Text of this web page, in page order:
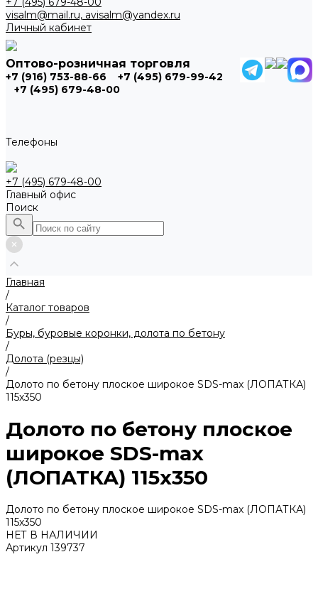
visalm@mail.ru, avisalm@yandex.ru
Личный кабинет
Оптово-розничная торговля
+7 (916) 753-88-66
+7 (495) 679-99-42
+7 (495) 679-48-00
Телефоны
+7 (495) 679-48-00
Главный офис
Поиск
Главная
/
Каталог товаров
/
Буры, буровые коронки, долота по бетону
/
Долота (резцы)
/
Долото по бетону плоское широкое SDS-max (ЛОПАТКА)
115х350
Долото по бетону плоское
широкое SDS-max
(ЛОПАТКА) 115х350
Долото по бетону плоское широкое SDS-max (ЛОПАТКА)
115х350
НЕТ В НАЛИЧИИ
Артикул 139737